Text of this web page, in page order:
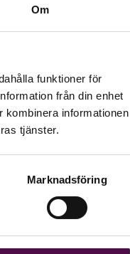
Om
funktioner för
från din enhet
kombinera informationen
tjänster.
Marknadsföring